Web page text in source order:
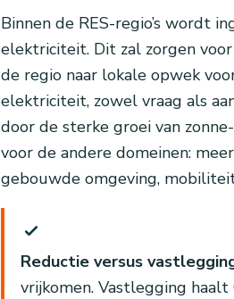
Binnen de RES-regio’s wordt
elektriciteit. Dit zal zorgen
de regio naar lokale opwek
elektriciteit, zowel vraag als
door de sterke groei van
voor de andere domeinen:
gebouwde omgeving,
Reductie versus
vrijkomen. Vastlegging